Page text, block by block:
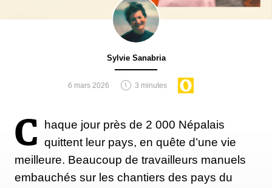
Sylvie Sanabria
6 mars 2026 3 minutes
C
haque jour près de 2 000 Népalais
quittent leur pays, en quête d’une vie
meilleure. Beaucoup de travailleurs manuels
embauchés sur les chantiers des pays du